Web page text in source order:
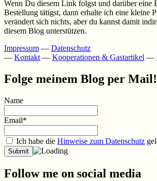
Wenn Du diesem Link folgst und darüber eine
Bestellung tätigst, dann erhalte ich eine kleine
verändert sich nichts, aber du kannst damit
diesem Blog unterstützen.
Impressum — Datenschutz
— Kontakt— Kooperationen & Gastartikel —
Folge meinem Blog per Mail!
Name
Email*
Ich habe die Hinweise zum Datenschutz
Follow me on social media